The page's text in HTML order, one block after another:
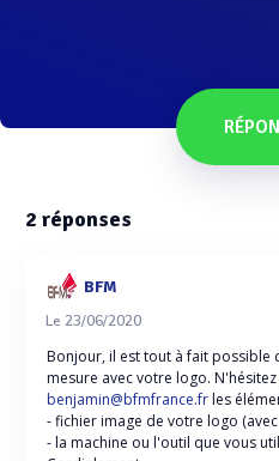
2 réponses
BFM
Le 23/06/2020
Bonjour, il est tout à fait possible
mesure avec votre logo.
benjamin@bfmfrance.fr les
- fichier image de votre logo
- la machine ou l'outil que vous